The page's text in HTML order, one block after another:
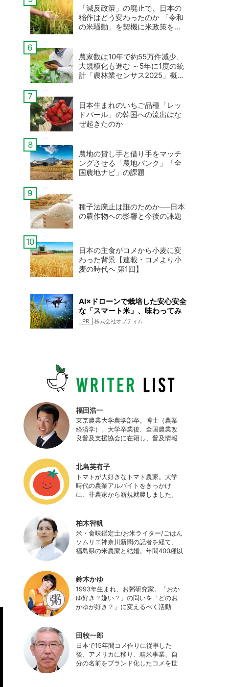
「減反政策」の廃止で、日本の
稲作はどう変わったのか 「令和
の米騒動」を契機に米政策を考
農家数は10年で約55万件減少、
大規模化も進む ～5年に1度の統
計「農林業センサス2025」概数
日本生まれのいちご品種「レッ
ドパール」の韓国への流出はな
ぜ起きたのか
農地の貸し手と借り手をマッチ
ングさせる「農地バンク」「全
国農地ナビ」の課題
種子法廃止は誰のためか──日本
の農作物への影響と今後の課題
日本の主食がコメから小麦に変
わった背景【連載・コメより小
麦の時代へ 第1回】
AI×ドローンで栽培した安心安全
な「スマート米」、味わってみ
ませんか
PR 株式会社オプティム
福田浩一
東京農業大学農学部卒。博士（農業
経済学）。大学卒業後、全国農業改
良普及支援協会に在籍し、普及情報
（元情報部長）。2011年に株式会社
日本農業サポート研究所を創業し、
海外のICT利用の実証試験や農産物輸
出などに関わった。主にスマート農
業の実証試験やコンサルなどに携わ
http://www.ijas.co.jp/
北島芙有子
トマトが大好きなトマト農家。大学
時代の農業アルバイトをきっかけ
に、非農家から新規就農しました。
最近はWeb関連の仕事も始め、半農
半Xの生活。
柏木智帆
米・食味鑑定士/お米ライター/ごはん
ソムリエ神奈川新聞の記者を経て、
福島県の米農家と結婚。年間400種以
イベント、講演活動など、お米の魅
力を伝える活動を行っている。ま
た、4歳の娘の食事やお弁当づくりを
通して、食育にも目を向けている。
プロフィール写真 ©杉山晃造
鈴木かゆ
1993年生まれ、お粥研究家。「おか
ゆ好き？嫌い？」の問いを「どのお
かゆが好き？」に変えるべく活動
アにてお粥レシピ/レポ/歴史/文化な
どを発信中。JAPAN MENSA会員。
田牧一郎
日本で15年間コメ作りに従事した
後、アメリカに移り、精米事業、自
分の名前をブランド化したコメを世